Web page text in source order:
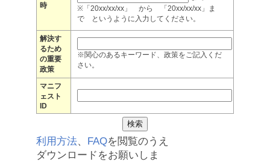
時
※「20xx/xx/xx」 から 「20xx/xx/xx」ま
で というように入力してください。
解決す
るため
の重要
政策
※関心のあるキーワード、政策をご記入くだ
さい。
マニフ
ェスト
ID
利用方法、 FAQを閲覧のうえ
ダウンロードをお願いしま